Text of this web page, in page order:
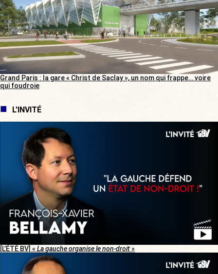
Grand Paris : la gare « Christ de Saclay », un nom qui frappe… voire
qui foudroie
L'INVITÉ
[L’ÉTÉ BV] « La gauche organise le non-droit»